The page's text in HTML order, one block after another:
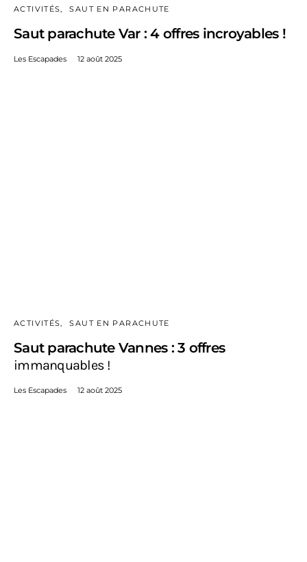
ACTIVITÉS SAUT EN PARACHUTE
Saut parachute Var : 4 offres incroyables !
Les Escapades 12 août 2025
ACTIVITÉS SAUT EN PARACHUTE
Saut parachute Vannes : 3 offres
immanquables !
Les Escapades 12 août 2025